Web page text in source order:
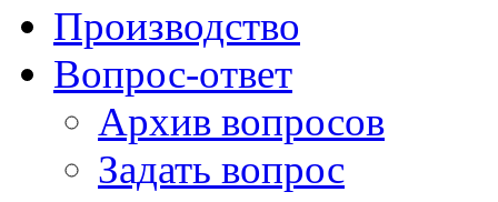
Производство
Вопрос-ответ
Архив вопросов
Задать вопрос